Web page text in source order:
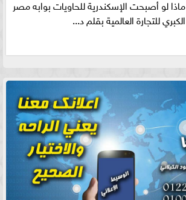
ماذا لو أصبحت الإسكندرية للحاويات بوابه مصر
الكبري للتجارة العالمية بقلم د...